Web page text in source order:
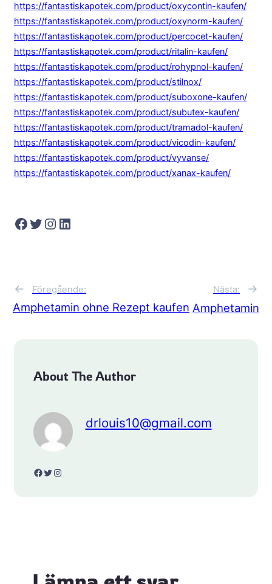
https://fantastiskapotek.com/product/oxycontin-kaufen/
https://fantastiskapotek.com/product/oxynorm-kaufen/
https://fantastiskapotek.com/product/percocet-kaufen/
https://fantastiskapotek.com/product/ritalin-kaufen/
https://fantastiskapotek.com/product/rohypnol-kaufen/
https://fantastiskapotek.com/product/stilnox/
https://fantastiskapotek.com/product/suboxone-kaufen/
https://fantastiskapotek.com/product/subutex-kaufen/
https://fantastiskapotek.com/product/tramadol-kaufen/
https://fantastiskapotek.com/product/vicodin-kaufen/
https://fantastiskapotek.com/product/vyvanse/
https://fantastiskapotek.com/product/xanax-kaufen/
Facebook Twitter Instagram LinkedIn
← Föregående:
Amphetamin ohne Rezept kaufen
Nästa:
Amphetamin
→
About The Author
drlouis10@gmail.com
Facebook Twitter Instagram